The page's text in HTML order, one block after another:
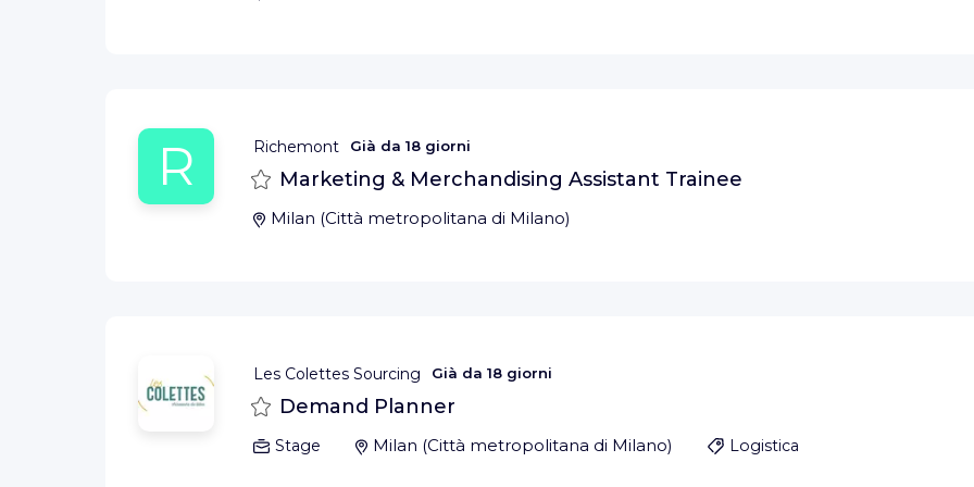
R Richemont Già da 18 giorni
SalvaMarketing & Merchandising Assistant Trainee
Milan (Città metropolitana di Milano)
Les Colettes Sourcing Già da 18 giorni
SalvaDemand Planner
Stage Milan (Città metropolitana di Milano) Logistica